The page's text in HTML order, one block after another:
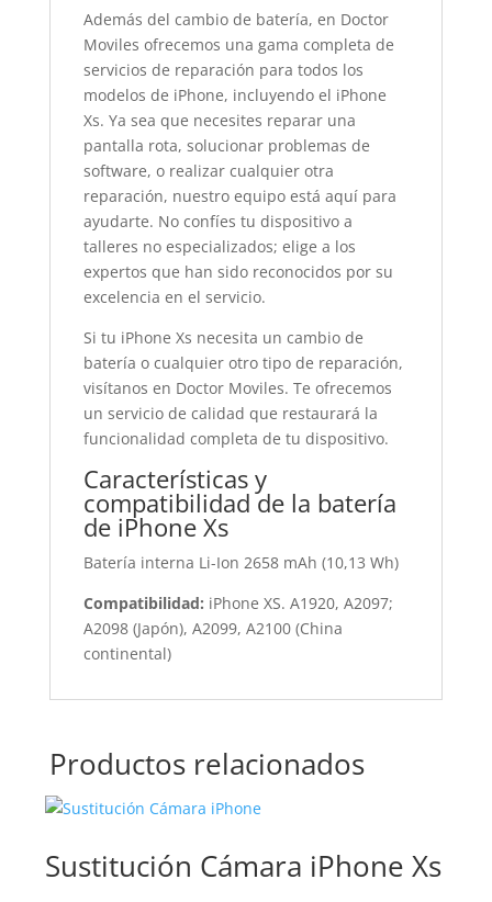
Además del cambio de batería, en Doctor
Moviles ofrecemos una gama completa de
servicios de reparación para todos los
modelos de iPhone, incluyendo el iPhone
Xs. Ya sea que necesites reparar una
pantalla rota, solucionar problemas de
software, o realizar cualquier otra
reparación, nuestro equipo está aquí para
ayudarte. No confíes tu dispositivo a
talleres no especializados; elige a los
expertos que han sido reconocidos por su
excelencia en el servicio.
Si tu iPhone Xs necesita un cambio de
batería o cualquier otro tipo de reparación,
visítanos en Doctor Moviles. Te ofrecemos
un servicio de calidad que restaurará la
funcionalidad completa de tu dispositivo.
Características y
compatibilidad de la batería
de iPhone Xs
Batería interna Li-Ion 2658 mAh (10,13 Wh)
Compatibilidad: iPhone XS. A1920, A2097;
A2098 (Japón), A2099, A2100 (China
continental)
Productos relacionados
Sustitución Cámara iPhone Xs